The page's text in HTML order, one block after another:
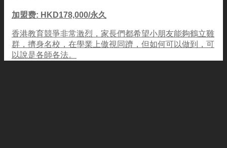
加盟费: HKD178,000/永久
香港教育競爭非常激烈，家長們都希望小朋友能夠鶴立雞
群，擠身名校，在學業上傲視同躋，但如何可以做到，可
以說是各師各法。